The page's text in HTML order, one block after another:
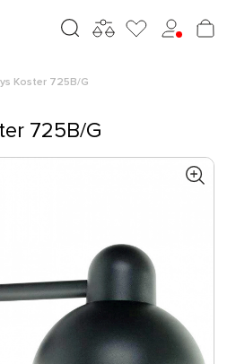
Koster 725B/G
725B/G